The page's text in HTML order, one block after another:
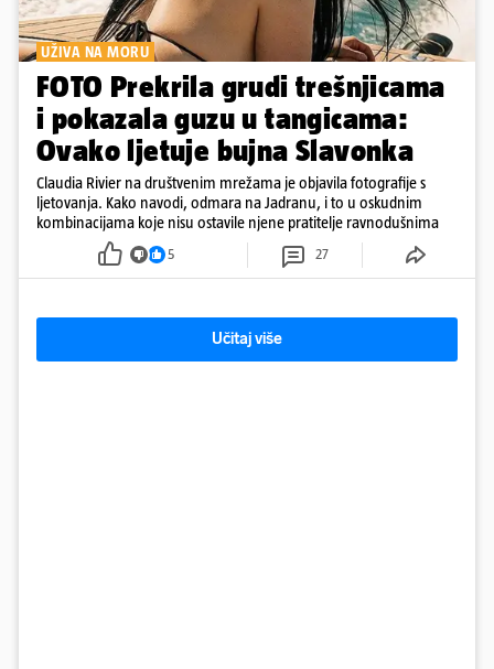
UŽIVA NA MORU
FOTO Prekrila grudi trešnjicama
i pokazala guzu u tangicama:
Ovako ljetuje bujna Slavonka
Claudia Rivier na društvenim mrežama je objavila fotografije s
ljetovanja. Kako navodi, odmara na Jadranu, i to u oskudnim
kombinacijama koje nisu ostavile njene pratitelje ravnodušnima
5 27
Učitaj više